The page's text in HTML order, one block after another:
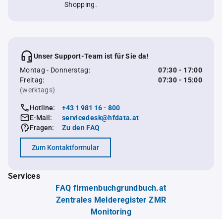
Shopping.
Unser Support-Team ist für Sie da!
Montag - Donnerstag:
07:30 - 17:00
Freitag:
07:30 - 15:00
(werktags)
Hotline:
+43 1 981 16 - 800
E-Mail:
servicedesk@hfdata.at
Fragen:
Zu den FAQ
Zum Kontaktformular
Services
FAQ firmenbuchgrundbuch.at
Zentrales Melderegister ZMR
Monitoring